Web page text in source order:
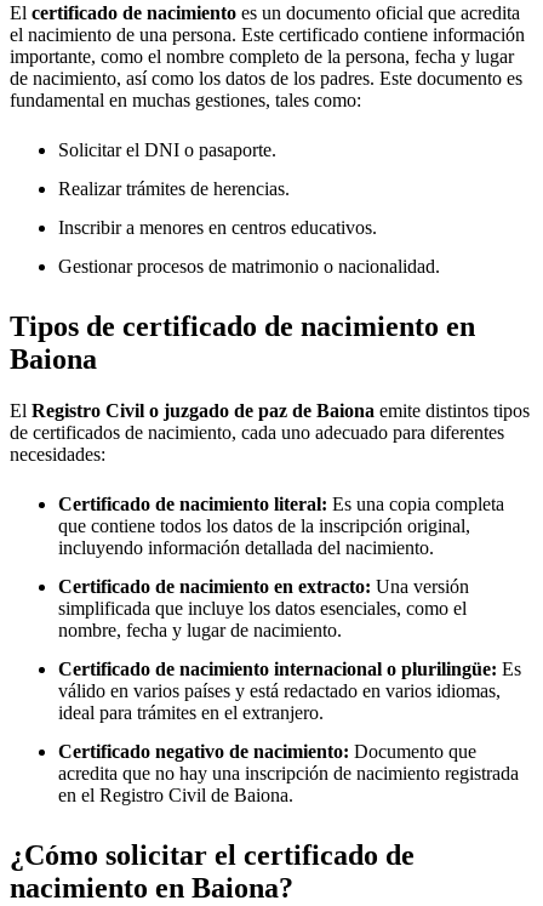
El certificado de nacimiento es un documento oficial que acredita
el nacimiento de una persona. Este certificado contiene información
importante, como el nombre completo de la persona, fecha y lugar
de nacimiento, así como los datos de los padres. Este documento es
fundamental en muchas gestiones, tales como:
Solicitar el DNI o pasaporte.
Realizar trámites de herencias.
Inscribir a menores en centros educativos.
Gestionar procesos de matrimonio o nacionalidad.
Tipos de certificado de nacimiento en
Baiona
El Registro Civil o juzgado de paz de Baiona emite distintos tipos
de certificados de nacimiento, cada uno adecuado para diferentes
necesidades:
Certificado de nacimiento literal: Es una copia completa
que contiene todos los datos de la inscripción original,
incluyendo información detallada del nacimiento.
Certificado de nacimiento en extracto: Una versión
simplificada que incluye los datos esenciales, como el
nombre, fecha y lugar de nacimiento.
Certificado de nacimiento internacional o plurilingüe: Es
válido en varios países y está redactado en varios idiomas,
ideal para trámites en el extranjero.
Certificado negativo de nacimiento: Documento que
acredita que no hay una inscripción de nacimiento registrada
en el Registro Civil de Baiona.
¿Cómo solicitar el certificado de
nacimiento en Baiona?